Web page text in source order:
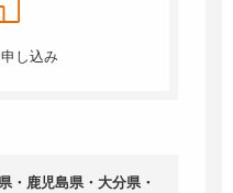
し込み
・鹿児島県・大分県・